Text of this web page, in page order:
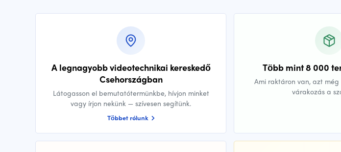
A legnagyobb videotechnikai kereskedő
Csehországban
Látogasson el bemutatótermünkbe, hívjon minket
vagy írjon nekünk — szívesen segítünk.
Többet rólunk
Több mint 8 000
Ami raktáron van, azt még
várakozás a